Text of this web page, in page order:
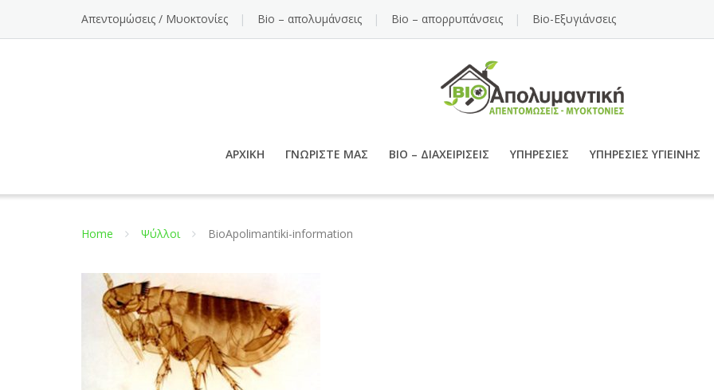
Απεντομώσεις / Μυοκτονίες Bio – απολυμάνσεις Bio – απορρυπάνσεις Bio-Εξυγιάνσεις
ΑΡΧΙΚΉ ΓΝΩΡΊΣΤΕ ΜΑΣ BIO – ΔΙΑΧΕΙΡΊΣΕΙΣ ΥΠΗΡΕΣΊΕΣ ΥΠΗΡΕΣΊΕΣ ΥΓΙΕΙΝΉΣ
Home Ψύλλοι BioApolimantiki-information